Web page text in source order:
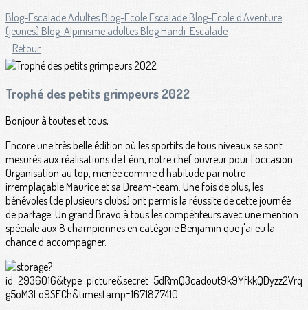
Blog-Escalade Adultes Blog-Ecole Escalade Blog-Ecole d'Aventure
(jeunes) Blog-Alpinisme adultes Blog Handi-Escalade
Retour
Trophé des petits grimpeurs 2022
Bonjour à toutes et tous,
Encore une très belle édition où les sportifs de tous niveaux se sont
mesurés aux réalisations de Léon, notre chef ouvreur pour l'occasion.
Organisation au top, menée comme d habitude par notre
irremplaçable Maurice et sa Dream-team. Une fois de plus, les
bénévoles (de plusieurs clubs) ont permis la réussite de cette journée
de partage. Un grand Bravo à tous les compétiteurs avec une mention
spéciale aux 8 championnes en catégorie Benjamin que j'ai eu la
chance d accompagner.